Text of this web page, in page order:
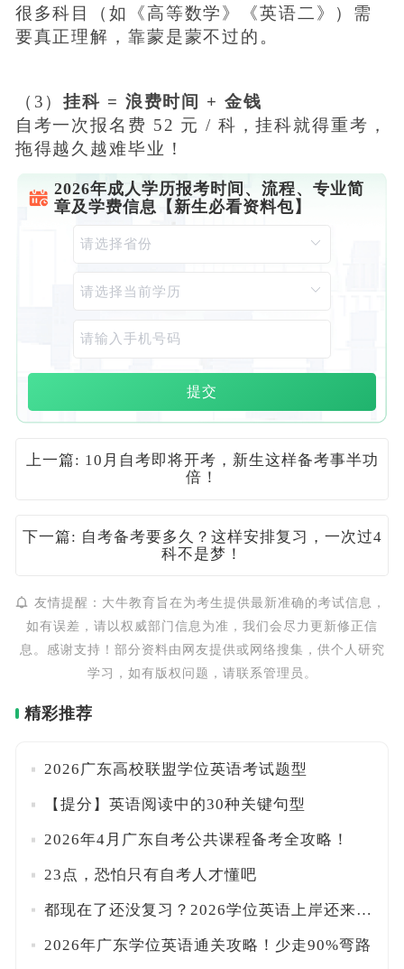
很多科目（如《高等数学》《英语二》）需
要真正理解，靠蒙是蒙不过的。
（3）挂科 = 浪费时间 + 金钱
自考一次报名费 52 元 / 科，挂科就得重考，
拖得越久越难毕业！
2026年成人学历报考时间、流程、专业简
章及学费信息【新生必看资料包】
提交
上一篇: 10月自考即将开考，新生这样备考事半功
倍！
下一篇: 自考备考要多久？这样安排复习，一次过4
科不是梦！
友情提醒：大牛教育旨在为考生提供最新准确的考试信息，
如有误差，请以权威部门信息为准，我们会尽力更新修正信
息。感谢支持！部分资料由网友提供或网络搜集，供个人研究
学习，如有版权问题，请联系管理员。
精彩推荐
2026广东高校联盟学位英语考试题型
【提分】英语阅读中的30种关键句型
2026年4月广东自考公共课程备考全攻略！
23点，恐怕只有自考人才懂吧
都现在了还没复习？2026学位英语上岸还来得及吗？
2026年广东学位英语通关攻略！少走90%弯路